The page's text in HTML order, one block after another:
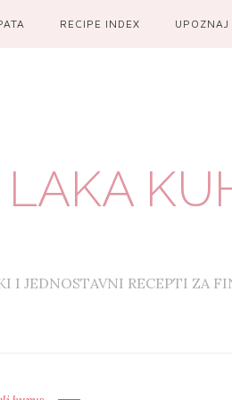
RECIPE INDEX UPOZNAJ
LAKA
I JEDNOSTAVNI RECEPTI ZA